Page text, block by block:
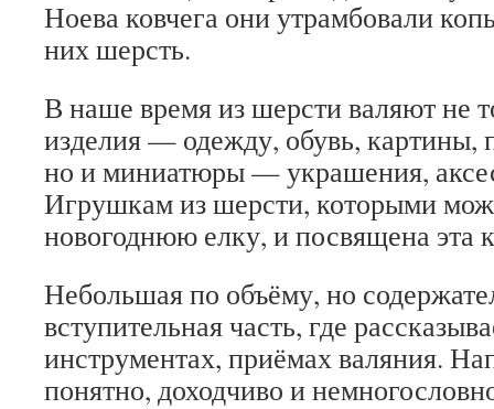
Ноева ковчега они утрамбовали
них шерсть.
В наше время из шерсти валяют не
изделия — одежду, обувь, картины,
но и миниатюры — украшения,
Игрушкам из шерсти, которыми
новогоднюю елку, и посвящена эта
Небольшая по объёму, но
вступительная часть, где
инструментах, приёмах валяния.
понятно, доходчиво и